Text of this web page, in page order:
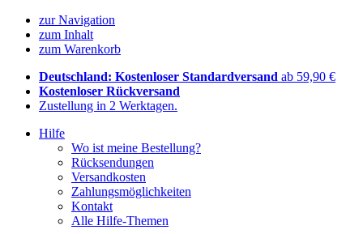
zur Navigation
zum Inhalt
zum Warenkorb
Deutschland: Kostenloser Standardversand ab 59,90 €
Kostenloser Rückversand
Zustellung in 2 Werktagen.
Hilfe
Wo ist meine Bestellung?
Rücksendungen
Versandkosten
Zahlungsmöglichkeiten
Kontakt
Alle Hilfe-Themen